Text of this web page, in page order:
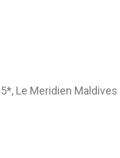
Le Meridien Maldives